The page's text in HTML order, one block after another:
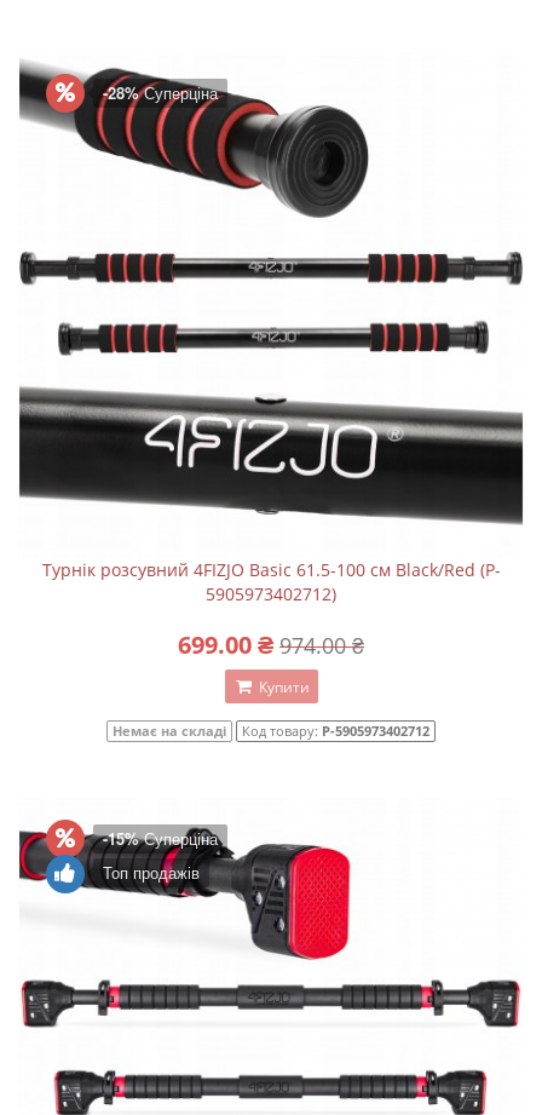
-28%Суперціна
Турнік розсувний 4FIZJO Basic 61.5-100 см Black/Red (P-
5905973402712)
699.00 ₴ 974.00 ₴
Купити
Немає на складі Код товару: P-5905973402712
-15%Суперціна
Топ продажів